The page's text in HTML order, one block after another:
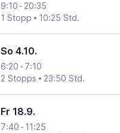
9:10 - 20:35
1 Stopp
10:25 Std.
So 4.10.
6:20 - 7:10
2 Stopps
23:50 Std.
Fr 18.9.
7:40 - 11:25